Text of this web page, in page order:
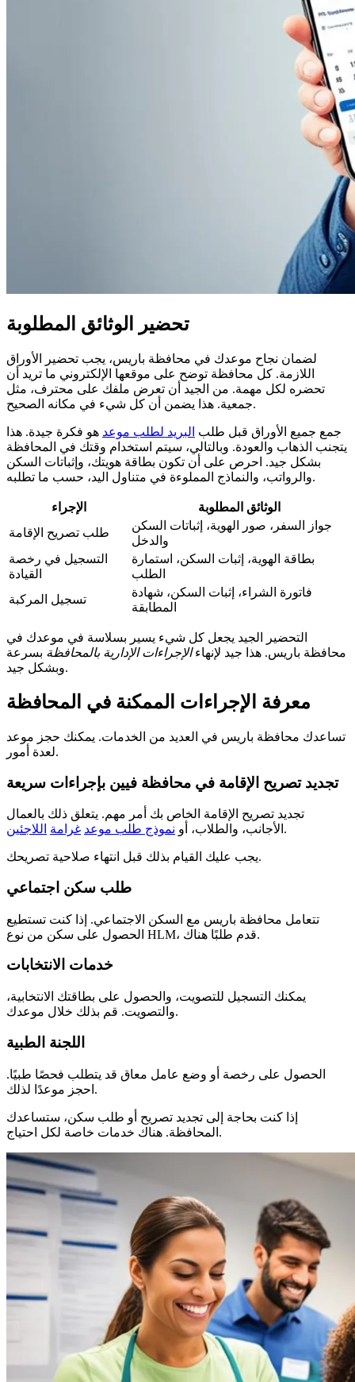
تحضير الوثائق المطلوبة
لضمان نجاح موعدك في محافظة باريس، يجب تحضير الأوراق
اللازمة. كل محافظة توضح على موقعها الإلكتروني ما تريد أن
تحضره لكل مهمة. من الجيد أن تعرض ملفك على محترف، مثل
جمعية. هذا يضمن أن كل شيء في مكانه الصحيح.
جمع جميع الأوراق قبل طلب البريد لطلب موعد هو فكرة جيدة. هذا
يتجنب الذهاب والعودة. وبالتالي، سيتم استخدام وقتك في المحافظة
بشكل جيد. احرص على أن تكون بطاقة هويتك، وإثباتات السكن
والرواتب، والنماذج المملوءة في متناول اليد، حسب ما تطلبه.
الإجراء
الوثائق المطلوبة
طلب تصريح الإقامة
جواز السفر، صور الهوية، إثباتات السكن
والدخل
التسجيل في رخصة
القيادة
بطاقة الهوية، إثبات السكن، استمارة
الطلب
تسجيل المركبة
فاتورة الشراء، إثبات السكن، شهادة
المطابقة
التحضير الجيد يجعل كل شيء يسير بسلاسة في موعدك في
محافظة باريس. هذا جيد لإنهاءالإجراءات الإدارية بالمحافظة بسرعة
وبشكل جيد.
معرفة الإجراءات الممكنة في المحافظة
تساعدك محافظة باريس في العديد من الخدمات. يمكنك حجز موعد
لعدة أمور.
تجديد تصريح الإقامة في محافظة فيين بإجراءات سريعة
تجديد تصريح الإقامة الخاص بك أمر مهم. يتعلق ذلك بالعمال
الأجانب، والطلاب، أو نموذج طلب موعد غرامة اللاجئين .
يجب عليك القيام بذلك قبل انتهاء صلاحية تصريحك.
طلب سكن اجتماعي
تتعامل محافظة باريس مع السكن الاجتماعي. إذا كنت تستطيع
الحصول على سكن من نوع HLM، قدم طلبًا هناك.
خدمات الانتخابات
يمكنك التسجيل للتصويت، والحصول على بطاقتك الانتخابية،
والتصويت. قم بذلك خلال موعدك.
اللجنة الطبية
الحصول على رخصة أو وضع عامل معاق قد يتطلب فحصًا طبيًا.
احجز موعدًا لذلك.
إذا كنت بحاجة إلى تجديد تصريح أو طلب سكن، ستساعدك
المحافظة. هناك خدمات خاصة لكل احتياج.